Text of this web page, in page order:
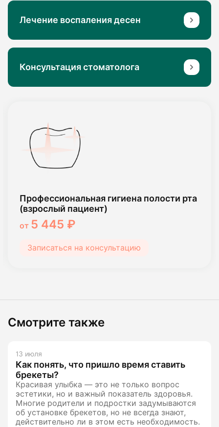
Лечение воспаления десен
Консультация стоматолога
Профессиональная гигиена полости рта
(взрослый пациент)
от 5 445 ₽
Записаться на консультацию
Смотрите также
13 июля
Как понять, что пришло время ставить
брекеты?
Красивая улыбка — это не только вопрос
эстетики, но и важный показатель здоровья.
Многие родители и подростки задумываются
об установке брекетов, но не всегда знают,
действительно ли в этом есть необходимость.